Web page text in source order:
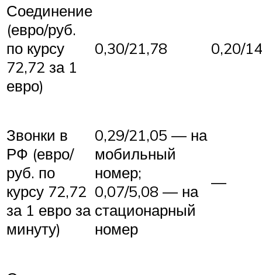
Соединение
(евро/руб.
по курсу
72,72 за 1
евро)
0,30/21,78 0,20/
Звонки в
РФ (евро/
руб. по
курсу 72,72
за 1 евро за
минуту)
0,29/21,05 — на
мобильный
номер;
0,07/5,08 — на
стационарный
номер
—